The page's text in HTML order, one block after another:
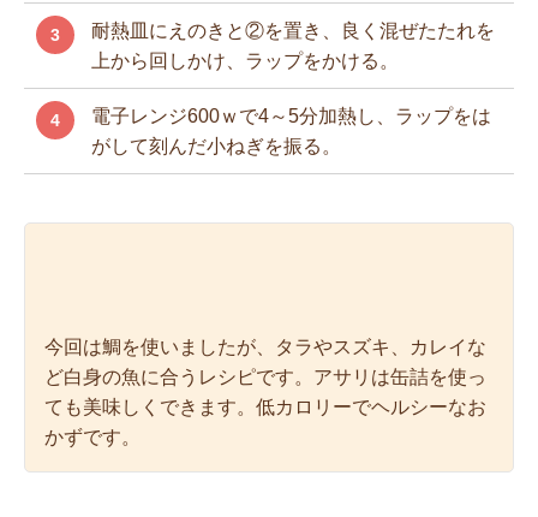
3
耐熱皿にえのきと②を置き、良く混ぜたたれを
上から回しかけ、ラップをかける。
4
電子レンジ600ｗで4～5分加熱し、ラップをは
がして刻んだ小ねぎを振る。
今回は鯛を使いましたが、タラやスズキ、カレイな
ど白身の魚に合うレシピです。アサリは缶詰を使っ
ても美味しくできます。低カロリーでヘルシーなお
かずです。